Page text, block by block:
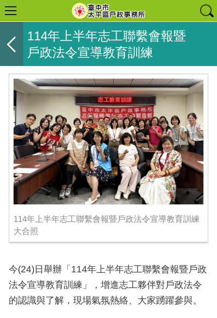
114年上半年志工聯繫會報暨
戶政法令宣導教育訓練
114年上半年志工聯繫會報暨戶政法令宣導教育訓練
大合照
今(24)日舉辦「114年上半年志工聯繫會報暨戶政
法令宣導教育訓練」，增進志工夥伴對戶政法令
的認識與了解，現場氣氛熱絡、大家踴躍參與。